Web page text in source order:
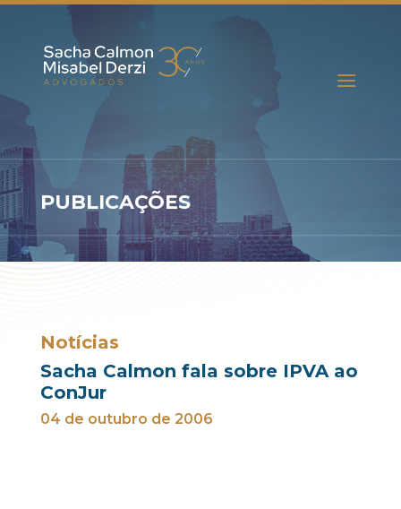
PUBLICAÇÕES
Notícias
Sacha Calmon fala sobre IPVA ao
ConJur
04 de outubro de 2006